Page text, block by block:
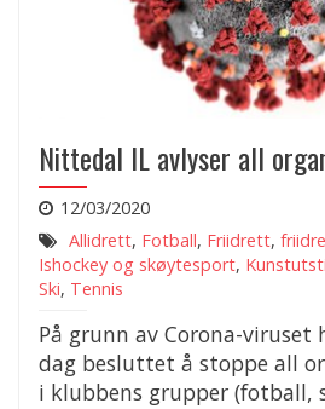
Nittedal IL avlyser all
12/03/2020
Allidrett, Fotball, Friidrett,
Ishockey og skøytesport,
Ski, Tennis
På grunn av Corona-viruset
dag besluttet å stoppe all
i klubbens grupper (fotball,